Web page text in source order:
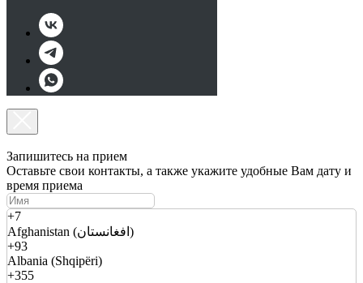
Запишитесь на прием
Оставьте свои контакты, а также укажите удобные Вам дату и
время приема
+7
Afghanistan (افغانستان)
+93
Albania (Shqipëri)
+355